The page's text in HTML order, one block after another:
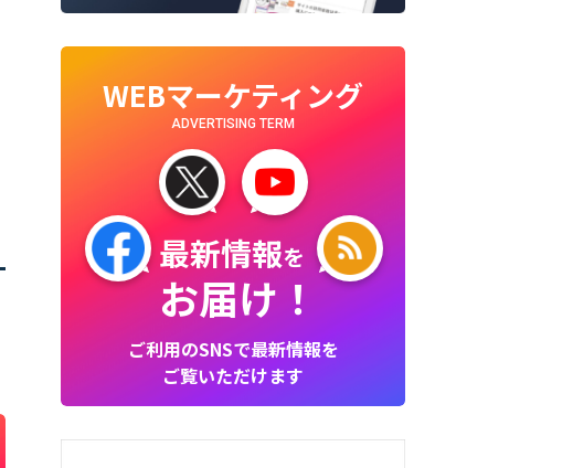
WEBマーケティング
ADVERTISING TERM
最新情報を
お届け！
ご利用のSNSで最新情報を
ご覧いただけます